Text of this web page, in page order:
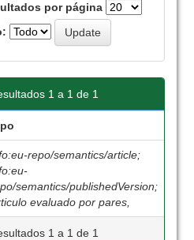
por página
1 a 1 de 1
repo/semantics/article;
semantics/publishedVersion;
evaluado por pares,
1 a 1 de 1